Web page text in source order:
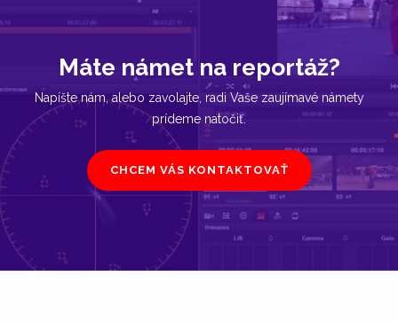
Máte námet na reportáž?
Napíšte nám, alebo zavolajte, radi Vaše zaujímavé námety
prídeme natočiť.
CHCEM VÁS KONTAKTOVAŤ